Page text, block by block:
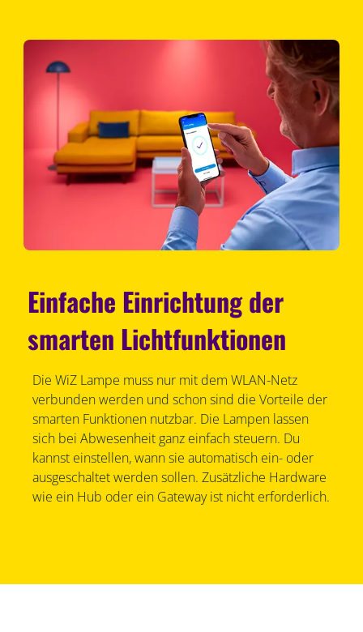
Einfache Einrichtung der
smarten Lichtfunktionen
Die WiZ Lampe muss nur mit dem WLAN-Netz
verbunden werden und schon sind die Vorteile der
smarten Funktionen nutzbar. Die Lampen lassen
sich bei Abwesenheit ganz einfach steuern. Du
kannst einstellen, wann sie automatisch ein- oder
ausgeschaltet werden sollen. Zusätzliche Hardware
wie ein Hub oder ein Gateway ist nicht erforderlich.